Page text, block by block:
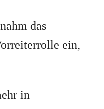
das
ein,
in